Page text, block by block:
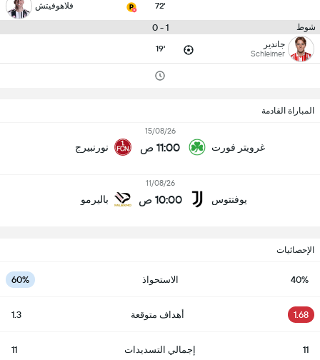
72' فلاهوفيتش
شوط 1 - 0
جاندير
Schleimer
19'
المباراة القادمة
غرويتر فورت
15/08/26
11:00 ص نورنبيرج
يوفنتوس
11/08/26
10:00 ص باليرمو
الإحصائيات
40% الاستحواذ 60%
1.68 أهداف متوقعة 1.3
11 إجمالي التسديدات 11